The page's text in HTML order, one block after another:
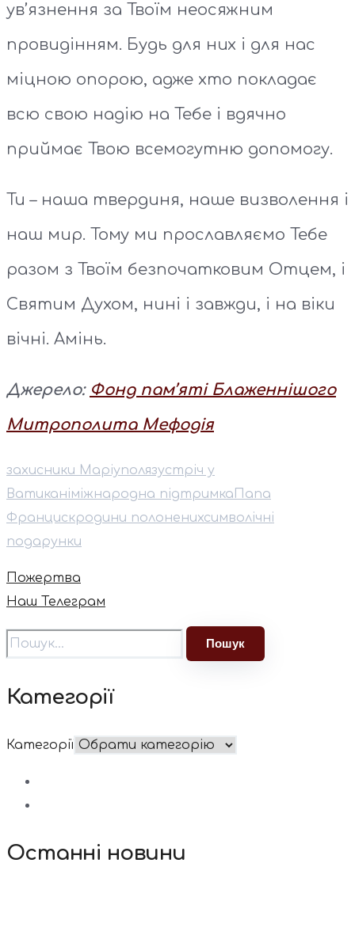
ув’язнення за Твоїм неосяжним
провидінням. Будь для них і для нас
міцною опорою, адже хто покладає
всю свою надію на Тебе і вдячно
приймає Твою всемогутню допомогу.
Ти – наша твердиня, наше визволення і
наш мир. Тому ми прославляємо Тебе
разом з Твоїм безпочатковим Отцем, і
Святим Духом, нині і завжди, і на віки
вічні. Амінь.
Джерело: Фонд пам’яті Блаженнішого
Митрополита Мефодія
захисники Маріуполязустріч у
Ватиканіміжнародна підтримка Папа
Францискродини полоненихсимволічні
подарунки
Пожертва
Наш Телеграм
Категорії
Категорії
Останні новини